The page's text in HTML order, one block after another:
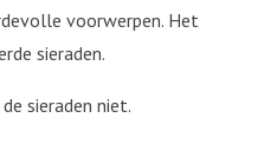
voorwerpen. Het
sieraden.
sieraden niet.